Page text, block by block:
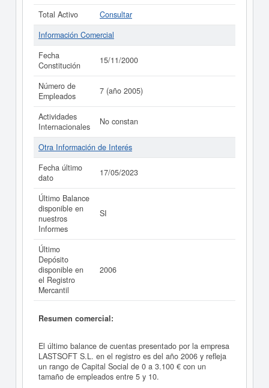
Total Activo
Consultar
Información Comercial
Fecha
Constitución
15/11/2000
Número de
Empleados
7 (año 2005)
Actividades
Internacionales
No constan
Otra Información de Interés
Fecha último
dato
17/05/2023
Último Balance
disponible en
nuestros
Informes
SI
Último
Depósito
disponible en
el Registro
Mercantil
2006
Resumen comercial:
El último balance de cuentas presentado por la empresa
LASTSOFT S.L. en el registro es del año 2006 y refleja
un rango de Capital Social de 0 a 3.100 € con un
tamaño de empleados entre 5 y 10.